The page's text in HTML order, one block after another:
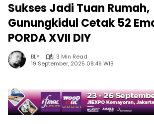
Sukses Jadi Tuan Rumah,
Gunungkidul Cetak 52
PORDA XVII DIY
BLY
3 Min Read
19 September, 2025 08:49 WIB